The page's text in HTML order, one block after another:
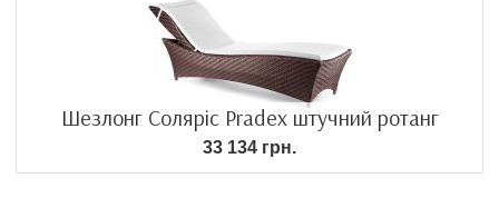
Шезлонг Соляріс Pradex штучний ротанг
33 134 грн.